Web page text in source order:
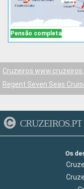
Pensão completa
Cruzeiros
Regent Seven Seas
CRUZEIROS.PT
Os